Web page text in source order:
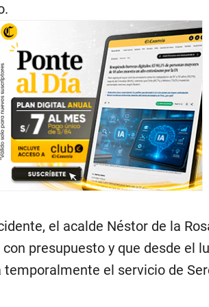
el acalde Néstor de la
presupuesto y que desde el
temporalmente el servicio de